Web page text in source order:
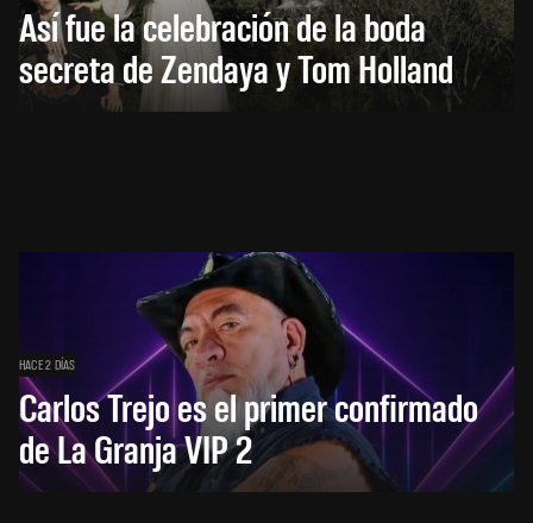
Así fue la celebración de la boda
secreta de Zendaya y Tom Holland
HACE 2 DÍAS
Carlos Trejo es el primer confirmado
de La Granja VIP 2